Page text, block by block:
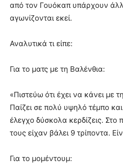
από τον Γουόκαπ υπάρχουν
αγωνίζονται εκεί.
Αναλυτικά τι είπε:
Για το ματς με τη Βαλένθια:
«Πιστεύω ότι έχει να κάνει με
Παίζει σε πολύ υψηλό τέμπο
έλεγχο δύσκολα κερδίζεις. Στο
τους είχαν βάλει 9 τρίποντα.
Για το μομέντουμ: